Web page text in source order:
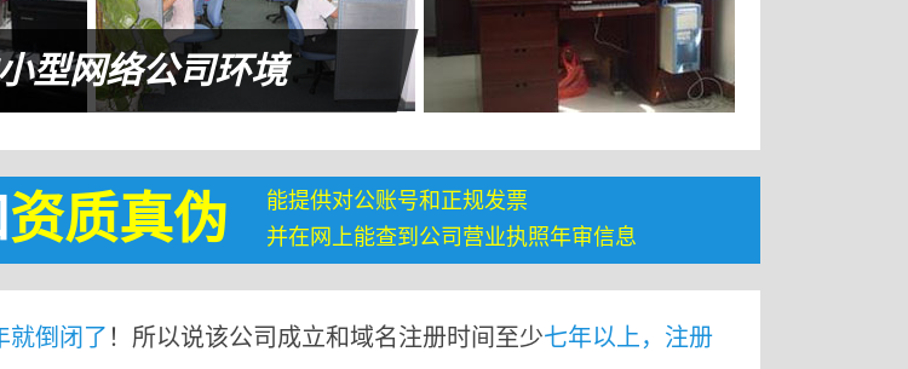
型网络公司环境
资质真伪
能提供对公账号和正规发票
并在网上能查到公司营业执照年审信息
就倒闭了 ！所以说该公司成立和域名注册时间至少七年以上，注册